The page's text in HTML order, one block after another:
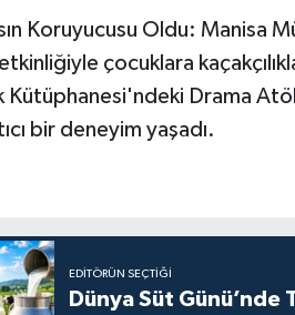
Koruyucusu Oldu: Manisa
çocuklara
Kütüphanesi'ndeki Drama
bir deneyim yaşadı.
EDITÖRÜN SEÇTIĞI
Dünya Süt Günü’nde